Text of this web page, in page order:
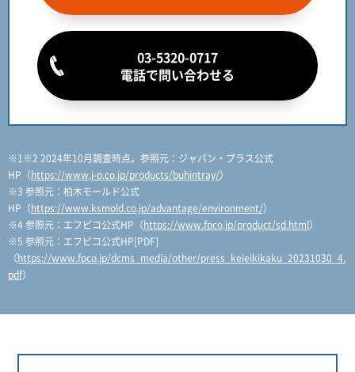
03-5320-0717
電話で問い合わせる
※1※2 2024年10月調査時点。参照元：ジャパン・プラス公式
HP（https://www.j-p.co.jp/products/buhintray/）
※3 参照元：柏木モールド公式
HP（https://www.ksmold.co.jp/advantage/environment/）
※4 参照元：エフピコ公式HP（https://www.fpco.jp/product/sd.html）
※5 参照元：エフピコ公式HP[PDF]
（https://www.fpco.jp/dcms_media/other/press_keieikikaku_20231030_4.
pdf）